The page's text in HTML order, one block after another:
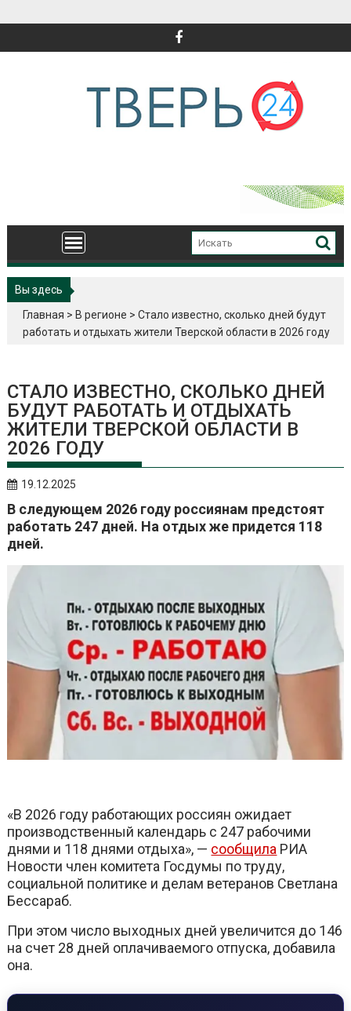
Вы здесь
Главная > В регионе >Стало известно, сколько дней будут
работать и отдыхать жители Тверской области в 2026 году
СТАЛО ИЗВЕСТНО, СКОЛЬКО ДНЕЙ
БУДУТ РАБОТАТЬ И ОТДЫХАТЬ
ЖИТЕЛИ ТВЕРСКОЙ ОБЛАСТИ В
2026 ГОДУ
19.12.2025
В следующем 2026 году россиянам предстоят
работать 247 дней. На отдых же придется 118
дней.
«В 2026 году работающих россиян ожидает
производственный календарь с 247 рабочими
днями и 118 днями отдыха», — сообщила РИА
Новости член комитета Госдумы по труду,
социальной политике и делам ветеранов Светлана
Бессараб.
При этом число выходных дней увеличится до 146
на счет 28 дней оплачиваемого отпуска, добавила
она.